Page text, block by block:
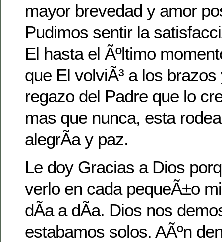
mayor brevedad y amor
Pudimos sentir la
El hasta el Ãºltimo
que El volviÃ³ a los
regazo del Padre que lo
mas que nunca, esta
alegrÃ­a y paz.
Le doy Gracias a Dios
verlo en cada pequeÃ±o
dÃ­a a dÃ­a. Dios nos
estabamos solos. AÃºn